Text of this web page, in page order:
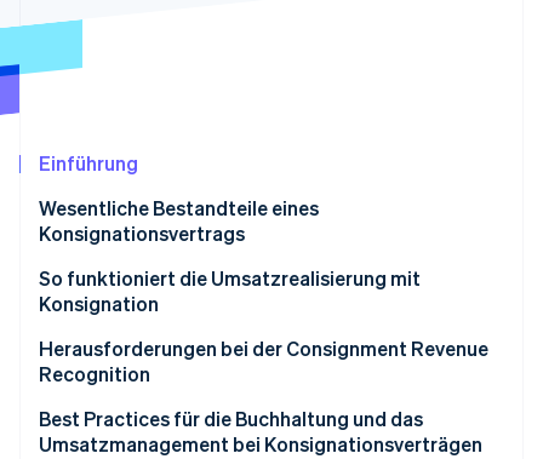
Stripe-Sessions 2026
Erfahren Sie, wie Stripe Lösungen für die
Jetzt ansehen
Einführung
Wesentliche Bestandteile eines
Konsignationsvertrags
So funktioniert die Umsatzrealisierung mit
Konsignation
Herausforderungen bei der Consignment Revenue
Recognition
Best Practices für die Buchhaltung und das
Umsatzmanagement bei Konsignationsverträgen